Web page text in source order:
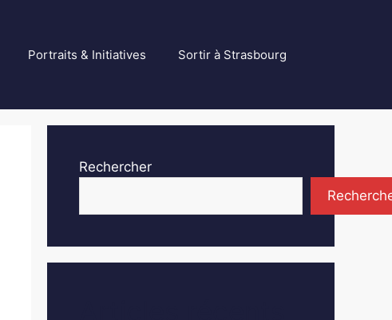
Portraits & Initiatives Sortir à Strasbourg
Rechercher